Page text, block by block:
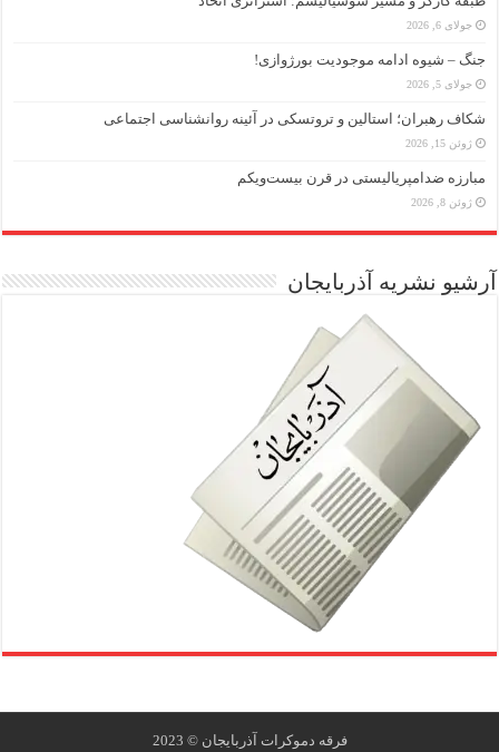
جولای 6, 2026
جنگ – شیوه ادامه موجودیت بورژوازی!
جولای 5, 2026
شکاف رهبران؛ استالین و تروتسکی در آئینه روانشناسی اجتماعی
ژوئن 15, 2026
مبارزه ضد‌امپریالیستی در قرن بیست‌ویکم
ژوئن 8, 2026
آرشیو نشریه آذربایجان
فرقه دموکرات ‫آذربایجان‬ © 2023